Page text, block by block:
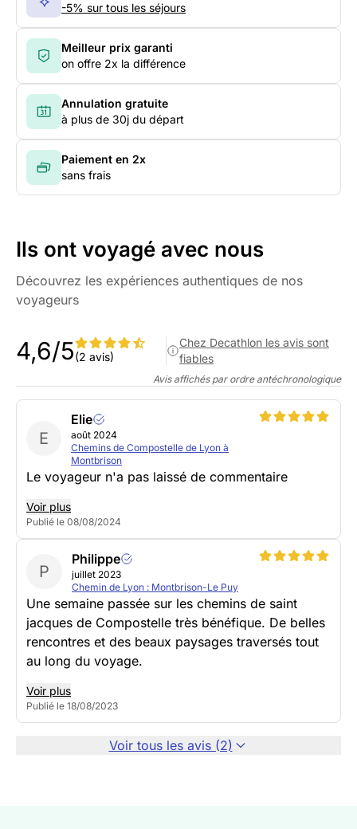
-5% sur tous les séjours
Meilleur prix garanti
on offre 2x la différence
Annulation gratuite
à plus de 30j du départ
Paiement en 2x
sans frais
Ils ont voyagé avec nous
Découvrez les expériences authentiques de nos
voyageurs
4,6/5(2 avis)
Chez Decathlon les avis sont
fiables
Avis affichés par ordre antéchronologique
E
Elie
août 2024
Chemins de Compostelle de Lyon à
Montbrison
Le voyageur n'a pas laissé de commentaire
Voir plus
Publié le 08/08/2024
P
Philippe
juillet 2023
Chemin de Lyon : Montbrison-Le Puy
Une semaine passée sur les chemins de saint
jacques de Compostelle très bénéfique. De belles
rencontres et des beaux paysages traversés tout
au long du voyage.
Voir plus
Publié le 18/08/2023
Voir tous les avis (2)